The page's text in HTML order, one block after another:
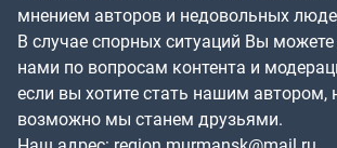
мнением авторов и недовольных
В случае спорных ситуаций Вы можете
нами по вопросам контента и
если вы хотите стать нашим автором,
возможно мы станем друзьями.